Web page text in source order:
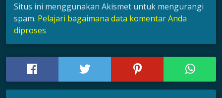
Situs ini menggunakan Akismet untuk mengurangi
spam. Pelajari bagaimana data komentar Anda
diproses